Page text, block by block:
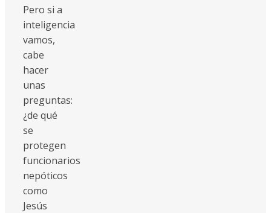
Pero si a
inteligencia
vamos,
cabe
hacer
unas
preguntas:
¿de qué
se
protegen
funcionarios
nepóticos
como
Jesús